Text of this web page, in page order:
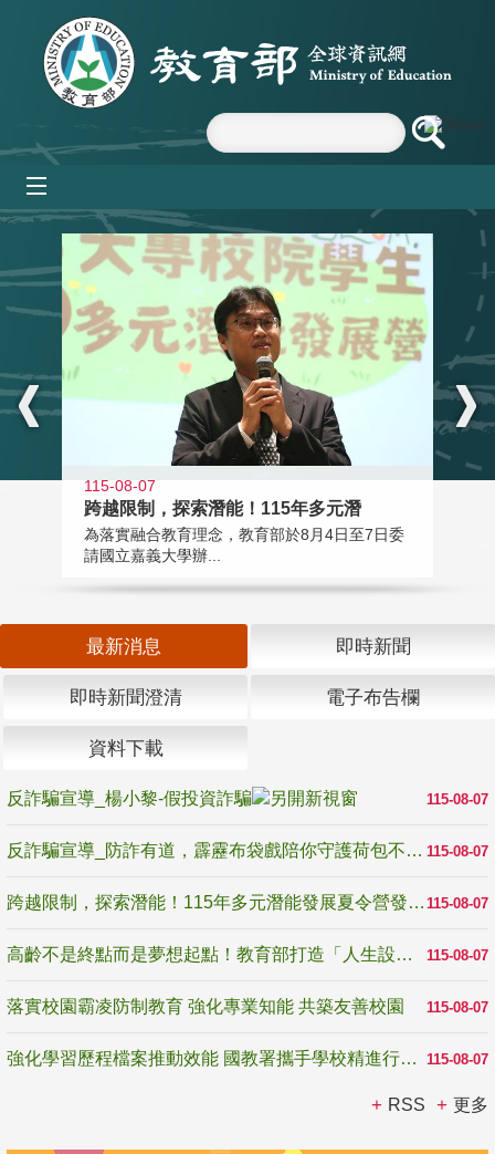
跳到主要內容區塊
:::
115-08-07
跨越限制，探索潛能！115年多元潛
為落實融合教育理念，教育部於8月4日至7日委
請國立嘉義大學辦...
最新消息 即時新聞
即時新聞澄清 電子布告欄
資料下載
115-08-07
反詐騙宣導_楊小黎-假投資詐騙
115-08-07
反詐騙宣導_防詐有道，霹靂布袋戲陪你守護荷包不受騙
115-08-07
跨越限制，探索潛能！115年多元潛能發展夏令營發掘生命無限可能
115-08-07
高齡不是終點而是夢想起點！教育部打造「人生設計夢工場」 參展第3屆高齡健康產業博覽會
115-08-07
落實校園霸凌防制教育 強化專業知能 共築友善校園
115-08-07
強化學習歷程檔案推動效能 國教署攜手學校精進行政與教學支持
RSS 更多